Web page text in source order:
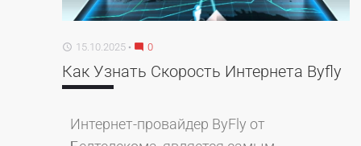
access_time 15.10.2025 mode_comment 0
Как Узнать Скорость Интернета Byfly
Интернет-провайдер ByFly от